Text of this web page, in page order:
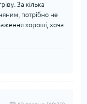
За кілька
потрібно не
хороші, хоча